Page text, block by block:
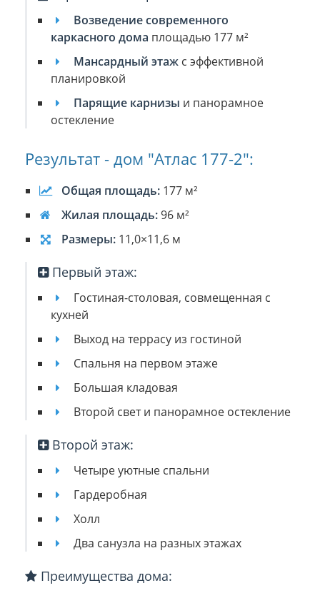
Возведение современного
каркасного дома площадью 177 м²
Мансардный этаж с эффективной
планировкой
Парящие карнизы и панорамное
остекление
Результат - дом "Атлас 177-2":
Общая площадь:177 м²
Жилая площадь:96 м²
Размеры:11,0×11,6 м
Первый этаж:
Гостиная-столовая, совмещенная с
кухней
Выход на террасу из гостиной
Спальня на первом этаже
Большая кладовая
Второй свет и панорамное остекление
Второй этаж:
Четыре уютные спальни
Гардеробная
Холл
Два санузла на разных этажах
Преимущества дома: